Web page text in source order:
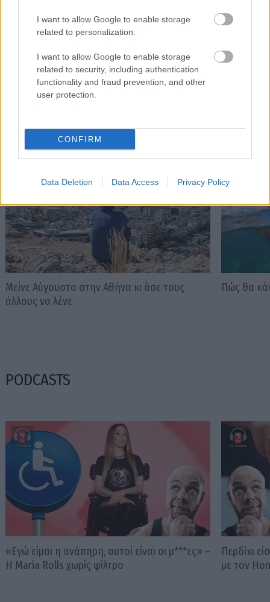
I want to allow Google to enable storage
related to personalization.
I want to allow Google to enable storage
related to security, including authentication
functionality and fraud prevention, and other
user protection.
CONFIRM
Data Deletion Data Access Privacy Policy
Μείνε Αύγουστο στην Αθήνα κι άσε τους
άλλους να λένε
Πώς θα
PODCASTS
«Εγώ είμαι η ανάπηρη, αυτοί είναι οι μ***ες» –
Η Maria Rolls χωρίς φίλτρο
Περδίκι
με τον